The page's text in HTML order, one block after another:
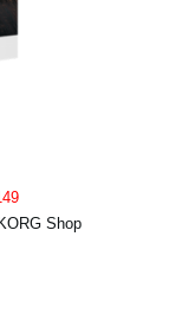
Shop